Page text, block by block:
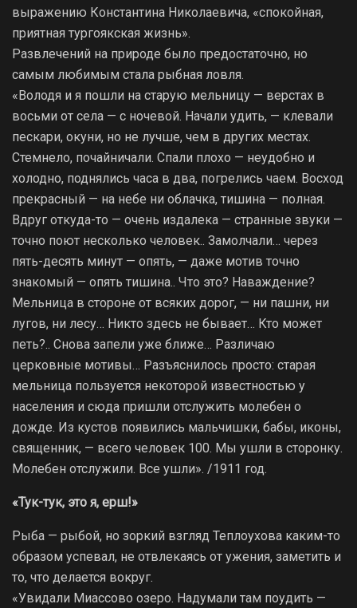
выражению Константина Николаевича, «спокойная,
приятная тургоякская жизнь».
Развлечений на природе было предостаточно, но
самым любимым стала рыбная ловля.
«Володя и я пошли на старую мельницу — верстах в
восьми от села — с ночевой. Начали удить, — клевали
пескари, окуни, но не лучше, чем в других местах.
Стемнело, почайничали. Спали плохо — неудобно и
холодно, поднялись часа в два, погрелись чаем. Восход
прекрасный — на небе ни облачка, тишина — полная.
Вдруг откуда-то — очень издалека — странные звуки —
точно поют несколько человек.. Замолчали… через
пять-десять минут — опять, — даже мотив точно
знакомый — опять тишина.. Что это? Наваждение?
Мельница в стороне от всяких дорог, — ни пашни, ни
лугов, ни лесу… Никто здесь не бывает… Кто может
петь?.. Снова запели уже ближе… Различаю
церковные мотивы… Разъяснилось просто: старая
мельница пользуется некоторой известностью у
населения и сюда пришли отслужить молебен о
дожде. Из кустов появились мальчишки, бабы, иконы,
священник, — всего человек 100. Мы ушли в сторонку.
Молебен отслужили. Все ушли». /1911 год.
«Тук-тук, это я, ерш!»
Рыба — рыбой, но зоркий взгляд Теплоухова каким-то
образом успевал, не отвлекаясь от ужения, заметить и
то, что делается вокруг.
«Увидали Миассово озеро. Надумали там поудить —